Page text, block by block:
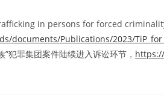
in persons for forced
documents/Publications/2023/
犯罪集团案件陆续进入诉讼环节，